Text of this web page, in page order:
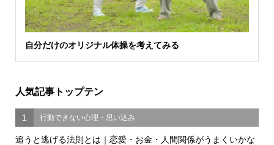
自分だけのオリジナル体操を考えてみる
人気記事トップテン
1 行動できない心理・思い込み
追うと逃げる法則とは｜恋愛・お金・人間関係がうまくいかな